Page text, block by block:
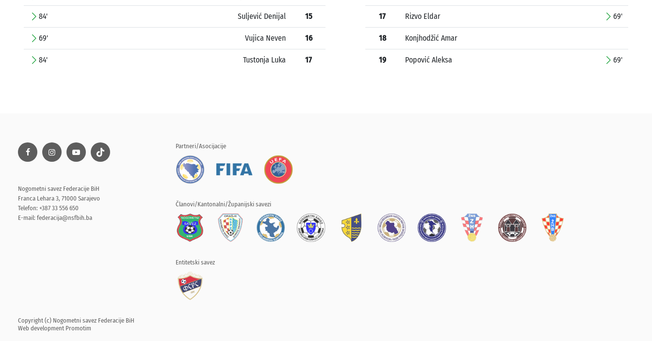
84' Suljević Denijal 15
69' Vujica Neven 16
84' Tustonja Luka 17
17 Rizvo Eldar 69'
18 Konjhodžić Amar
19 Popović Aleksa 69'
Nogometni savez Federacije BiH
Franca Lehara 3, 71000 Sarajevo
Telefon: +387 33 556 650
E-mail: federacija@nsfbih.ba
Partneri/Asocijacije
Članovi/Kantonalni/Županijski savezi
Entitetski savez
Copyright (c) Nogometni savez Federacije BiH
Web development Promotim